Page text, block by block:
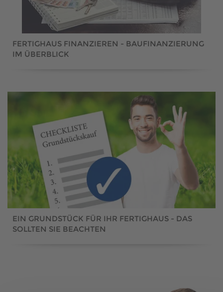
FERTIGHAUS FINANZIEREN - BAUFINANZIERUNG
IM ÜBERBLICK
EIN GRUNDSTÜCK FÜR IHR FERTIGHAUS - DAS
SOLLTEN SIE BEACHTEN